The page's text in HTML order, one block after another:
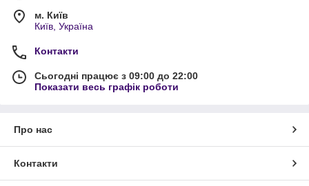
м. Київ
Київ, Україна
Контакти
Сьогодні працює з 09:00 до 22:00
Показати весь графік роботи
Про нас
Контакти